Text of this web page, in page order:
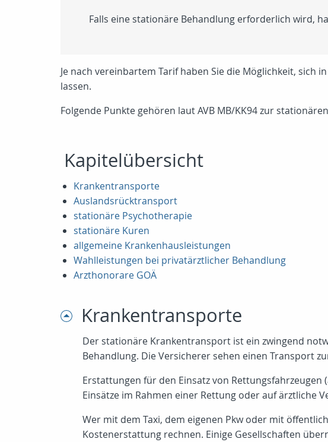
Falls eine stationäre Behandlung erforderlich wird,
Je nach vereinbartem Tarif haben Sie die Möglichkeit, sich
lassen.
Folgende Punkte gehören laut AVB MB/KK94 zur
Kapitelübersicht
Krankentransporte
Auslandsrücktransport
stationäre Psychotherapie
stationäre Kuren
allgemeine Krankenhausleistungen
Wahlleistungen bei privatärztlicher Behandlung
Arzthonorare GOÄ
Krankentransporte
Der stationäre Krankentransport ist ein zwingend
Behandlung. Die Versicherer sehen einen Transport
Erstattungen für den Einsatz von
Einsätze im Rahmen einer Rettung oder auf ärztliche
Wer mit dem Taxi, dem eigenen Pkw oder mit
Kostenerstattung rechnen. Einige Gesellschaften